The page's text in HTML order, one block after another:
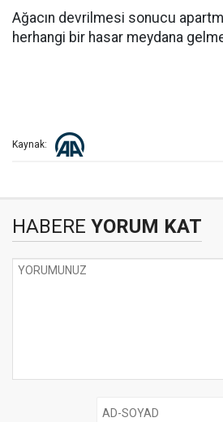
Ağacın devrilmesi sonucu
herhangi bir hasar meydana
Kaynak:
HABERE YORUM KAT